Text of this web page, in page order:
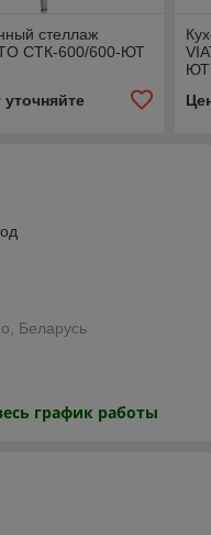
стеллаж
СТК-600/600-ЮТ
уточняйте
ЮТ
Беларусь
график работы